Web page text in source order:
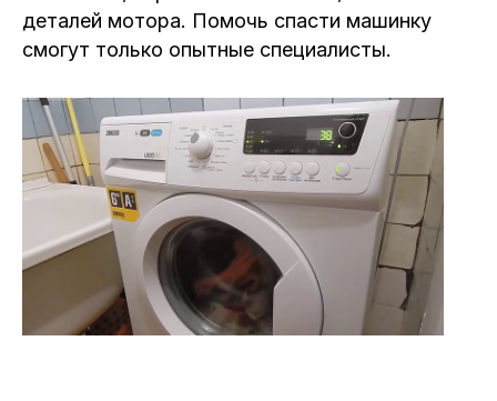
деталей мотора. Помочь спасти машинку
смогут только опытные специалисты.